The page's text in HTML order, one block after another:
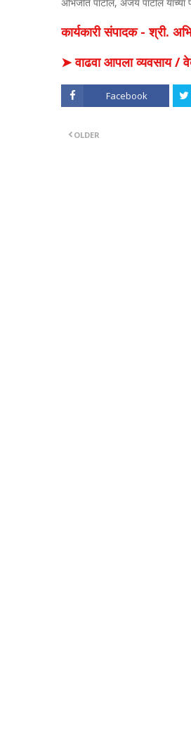
कार्यकारी संपादक - श्री.
➤ वाढवा आपला व्यवसाय /
Facebook
OLDER